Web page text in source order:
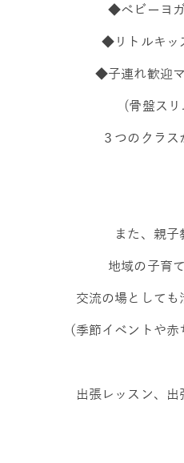
◆ベビーヨ
◆リトルキッ
◆子連れ歓迎
(骨盤ス
３つのクラ
また、親子
地域の子育
交流の場として
（季節イベントや
出張レッスン、